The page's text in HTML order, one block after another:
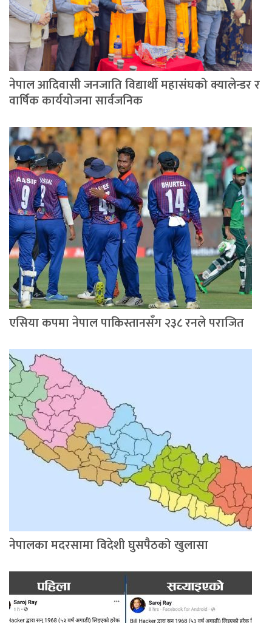
नेपाल आदिवासी जनजाति विद्यार्थी महासंघको क्यालेन्डर र
वार्षिक कार्ययोजना सार्वजनिक
एसिया कपमा नेपाल पाकिस्तानसँग २३८ रनले पराजित
नेपालका मदरसामा विदेशी घुसपैठको खुलासा